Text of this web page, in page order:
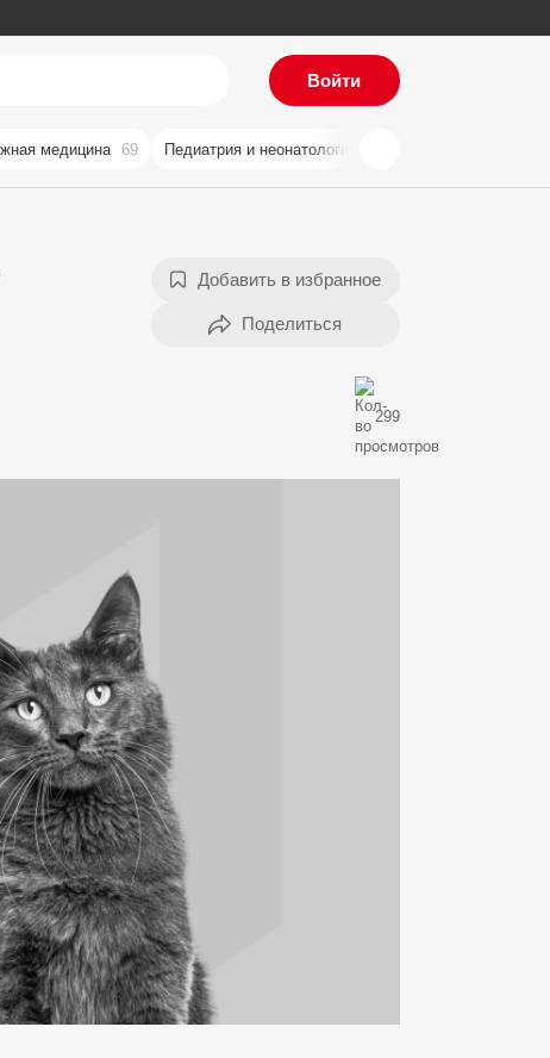
Войти
медицина 69 Педиатрия и неонатология
Добавить в избранное
299